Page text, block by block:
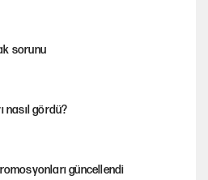
sorunu
nasıl gördü?
güncellendi